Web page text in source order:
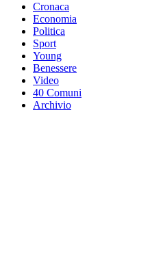
Cronaca
Economia
Politica
Sport
Young
Benessere
Video
40 Comuni
Archivio